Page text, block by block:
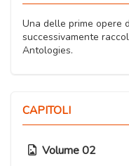
Una delle prime opere
successivamente
Antologies.
CAPITOLI
Volume 02